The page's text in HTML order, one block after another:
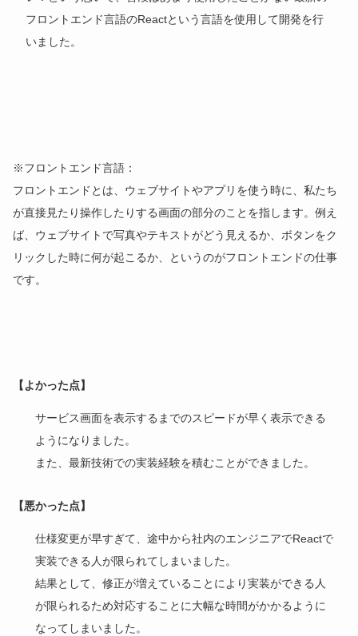
フロントエンド言語のReactという言語を使用して開発を行
いました。
※フロントエンド言語：
フロントエンドとは、ウェブサイトやアプリを使う時に、私たち
が直接見たり操作したりする画面の部分のことを指します。例え
ば、ウェブサイトで写真やテキストがどう見えるか、ボタンをク
リックした時に何が起こるか、というのがフロントエンドの仕事
です。
【よかった点】
サービス画面を表示するまでのスピードが早く表示できる
ようになりました。
また、最新技術での実装経験を積むことができました。
【悪かった点】
仕様変更が早すぎて、途中から社内のエンジニアでReactで
実装できる人が限られてしまいました。
結果として、修正が増えていることにより実装ができる人
が限られるため対応することに大幅な時間がかかるように
なってしまいました。